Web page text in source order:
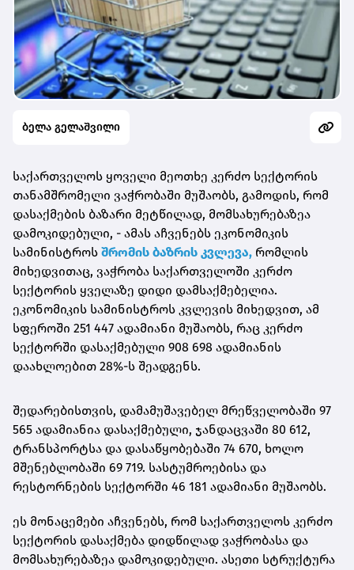
ბელა გელაშვილი
საქართველოს ყოველი მეოთხე კერძო სექტორის
თანამშრომელი ვაჭრობაში მუშაობს, გამოდის, რომ
დასაქმების ბაზარი მეტწილად, მომსახურებაზეა
დამოკიდებული, - ამას აჩვენებს ეკონომიკის
სამინისტროს შრომის ბაზრის კვლევა, რომლის
მიხედვითაც, ვაჭრობა საქართველოში კერძო
სექტორის ყველაზე დიდი დამსაქმებელია.
ეკონომიკის სამინისტროს კვლევის მიხედვით, ამ
სფეროში 251 447 ადამიანი მუშაობს, რაც კერძო
სექტორში დასაქმებული 908 698 ადამიანის
დაახლოებით 28%-ს შეადგენს.
შედარებისთვის, დამამუშავებელ მრეწველობაში 97
565 ადამიანია დასაქმებული, ჯანდაცვაში 80 612,
ტრანსპორტსა და დასაწყობებაში 74 670, ხოლო
მშენებლობაში 69 719. სასტუმროებისა და
რესტორნების სექტორში 46 181 ადამიანი მუშაობს.
ეს მონაცემები აჩვენებს, რომ საქართველოს კერძო
სექტორის დასაქმება დიდწილად ვაჭრობასა და
მომსახურებაზეა დამოკიდებული. ასეთი სტრუქტურა